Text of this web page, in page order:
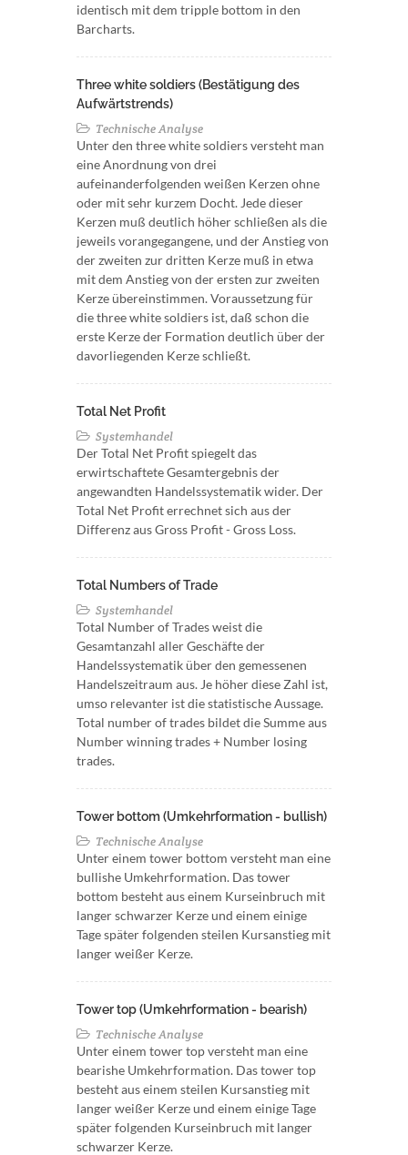
identisch mit dem tripple bottom in den
Barcharts.
Three white soldiers (Bestätigung des
Aufwärtstrends)
Technische Analyse
Unter den three white soldiers versteht man
eine Anordnung von drei
aufeinanderfolgenden weißen Kerzen ohne
oder mit sehr kurzem Docht. Jede dieser
Kerzen muß deutlich höher schließen als die
jeweils vorangegangene, und der Anstieg von
der zweiten zur dritten Kerze muß in etwa
mit dem Anstieg von der ersten zur zweiten
Kerze übereinstimmen. Voraussetzung für
die three white soldiers ist, daß schon die
erste Kerze der Formation deutlich über der
davorliegenden Kerze schließt.
Total Net Profit
Systemhandel
Der Total Net Profit spiegelt das
erwirtschaftete Gesamtergebnis der
angewandten Handelssystematik wider. Der
Total Net Profit errechnet sich aus der
Differenz aus Gross Profit - Gross Loss.
Total Numbers of Trade
Systemhandel
Total Number of Trades weist die
Gesamtanzahl aller Geschäfte der
Handelssystematik über den gemessenen
Handelszeitraum aus. Je höher diese Zahl ist,
umso relevanter ist die statistische Aussage.
Total number of trades bildet die Summe aus
Number winning trades + Number losing
trades.
Tower bottom (Umkehrformation - bullish)
Technische Analyse
Unter einem tower bottom versteht man eine
bullishe Umkehrformation. Das tower
bottom besteht aus einem Kurseinbruch mit
langer schwarzer Kerze und einem einige
Tage später folgenden steilen Kursanstieg mit
langer weißer Kerze.
Tower top (Umkehrformation - bearish)
Technische Analyse
Unter einem tower top versteht man eine
bearishe Umkehrformation. Das tower top
besteht aus einem steilen Kursanstieg mit
langer weißer Kerze und einem einige Tage
später folgenden Kurseinbruch mit langer
schwarzer Kerze.